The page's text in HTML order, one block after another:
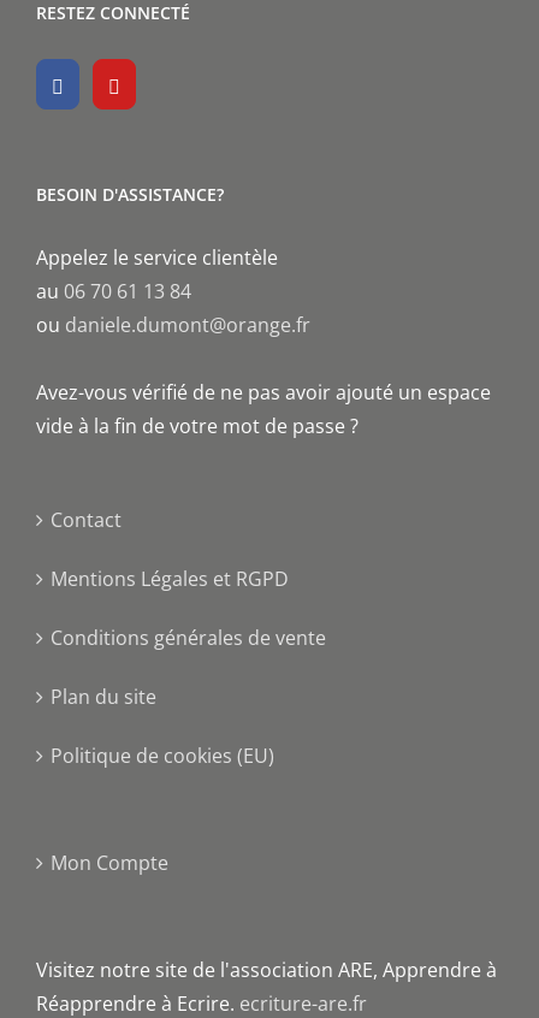
RESTEZ CONNECTÉ
BESOIN D'ASSISTANCE?
Appelez le service clientèle
au 06 70 61 13 84
ou daniele.dumont@orange.fr
Avez-vous vérifié de ne pas avoir ajouté un espace
vide à la fin de votre mot de passe ?
Contact
Mentions Légales et RGPD
Conditions générales de vente
Plan du site
Politique de cookies (EU)
Mon Compte
Visitez notre site de l'association ARE, Apprendre à
Réapprendre à Ecrire. ecriture-are.fr